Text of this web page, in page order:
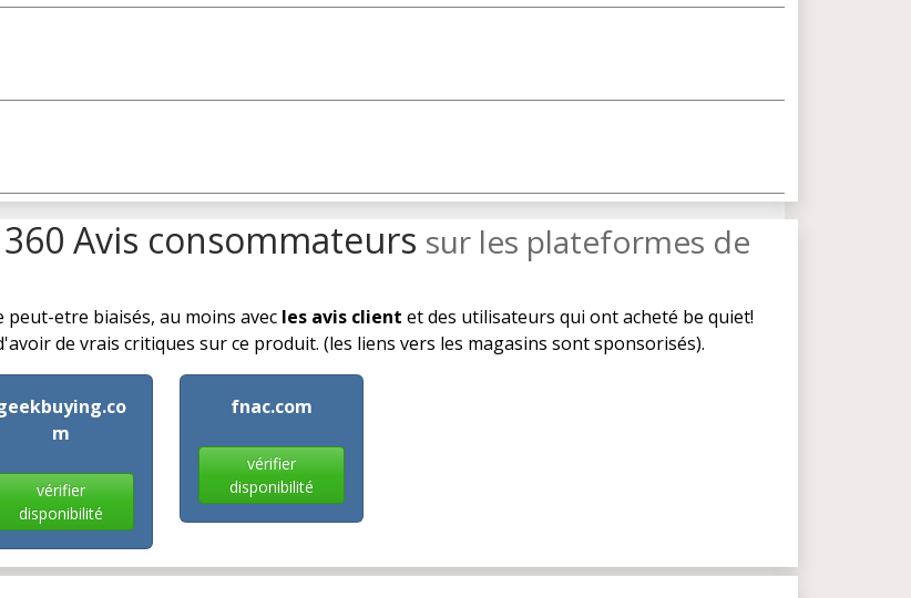
Avis consommateurs sur les plateformes de
etre biaisés, au moins avec les avis client et des utilisateurs qui ont acheté be quiet!
de vrais critiques sur ce produit. (les liens vers les magasins sont sponsorisés).
m
vérifier
disponibilité
fnac.com
vérifier
disponibilité